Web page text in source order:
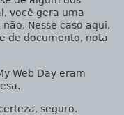
você gera uma
Nesse caso aqui,
de documento, nota
Web Day eram
seguro.